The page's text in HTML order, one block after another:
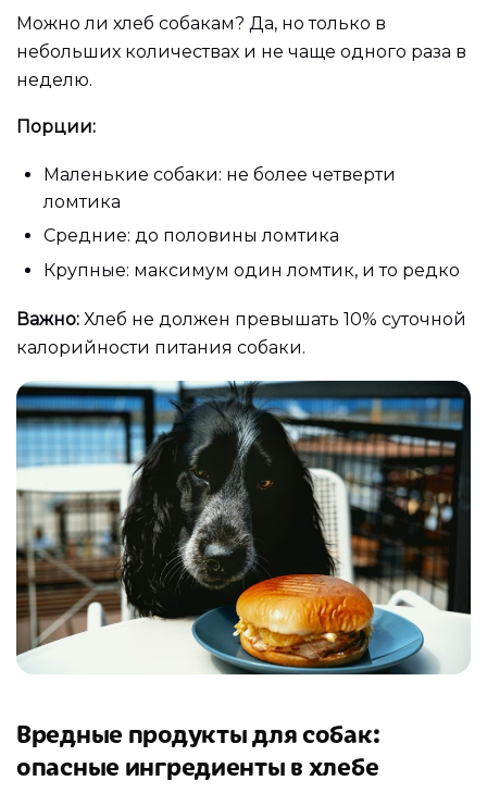
Можно ли хлеб собакам? Да, но только в
небольших количествах и не чаще одного раза в
неделю.
Порции:
Маленькие собаки: не более четверти
ломтика
Средние: до половины ломтика
Крупные: максимум один ломтик, и то редко
Важно: Хлеб не должен превышать 10% суточной
калорийности питания собаки.
Вредные продукты для собак:
опасные ингредиенты в хлебе